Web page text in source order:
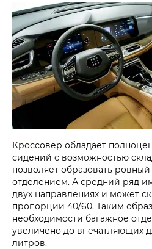
Кроссовер обладает
сидений с возможностью
позволяет образовать
отделением. А средний ряд
двух направлениях и может
пропорции 40/60. Таким
необходимости багажное
увеличено до впечатляющих
литров.